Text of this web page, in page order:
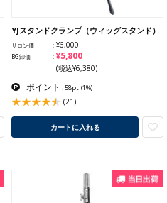
YJスタンドクランプ（ウィッグスタンド）
サロン価 ¥6,000
BG卸価 ¥5,800
(税込¥6,380)
ポイント : 58pt (1%)
(21)
カートに入れる